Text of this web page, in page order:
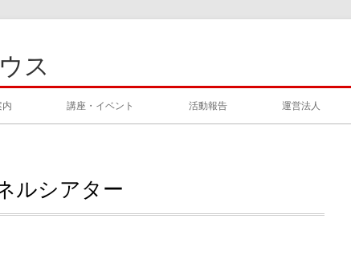
ス
講座・イベント 活動報告 運営法人
ルシアター